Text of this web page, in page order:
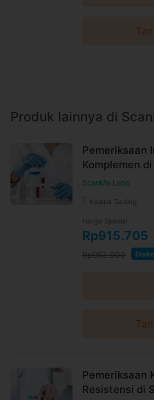
Produk lainnya di
Pemeriksaan
Komplemen
ScanMe Labs
Kelapa Gading
Harga Spesial
Rp915.705
Rp963.900
Pemeriksaan
Resistensi di